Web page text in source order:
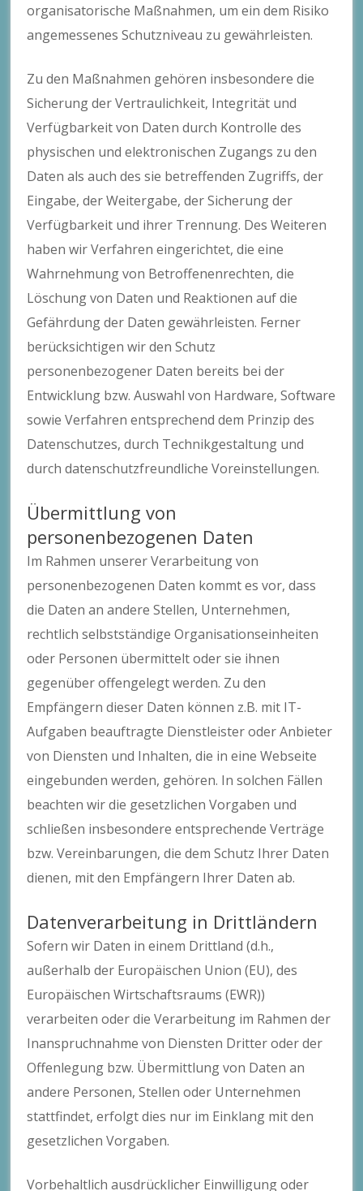
organisatorische Maßnahmen, um ein dem Risiko
angemessenes Schutzniveau zu gewährleisten.
Zu den Maßnahmen gehören insbesondere die
Sicherung der Vertraulichkeit, Integrität und
Verfügbarkeit von Daten durch Kontrolle des
physischen und elektronischen Zugangs zu den
Daten als auch des sie betreffenden Zugriffs, der
Eingabe, der Weitergabe, der Sicherung der
Verfügbarkeit und ihrer Trennung. Des Weiteren
haben wir Verfahren eingerichtet, die eine
Wahrnehmung von Betroffenenrechten, die
Löschung von Daten und Reaktionen auf die
Gefährdung der Daten gewährleisten. Ferner
berücksichtigen wir den Schutz
personenbezogener Daten bereits bei der
Entwicklung bzw. Auswahl von Hardware, Software
sowie Verfahren entsprechend dem Prinzip des
Datenschutzes, durch Technikgestaltung und
durch datenschutzfreundliche Voreinstellungen.
Übermittlung von
personenbezogenen Daten
Im Rahmen unserer Verarbeitung von
personenbezogenen Daten kommt es vor, dass
die Daten an andere Stellen, Unternehmen,
rechtlich selbstständige Organisationseinheiten
oder Personen übermittelt oder sie ihnen
gegenüber offengelegt werden. Zu den
Empfängern dieser Daten können z.B. mit IT-
Aufgaben beauftragte Dienstleister oder Anbieter
von Diensten und Inhalten, die in eine Webseite
eingebunden werden, gehören. In solchen Fällen
beachten wir die gesetzlichen Vorgaben und
schließen insbesondere entsprechende Verträge
bzw. Vereinbarungen, die dem Schutz Ihrer Daten
dienen, mit den Empfängern Ihrer Daten ab.
Datenverarbeitung in Drittländern
Sofern wir Daten in einem Drittland (d.h.,
außerhalb der Europäischen Union (EU), des
Europäischen Wirtschaftsraums (EWR))
verarbeiten oder die Verarbeitung im Rahmen der
Inanspruchnahme von Diensten Dritter oder der
Offenlegung bzw. Übermittlung von Daten an
andere Personen, Stellen oder Unternehmen
stattfindet, erfolgt dies nur im Einklang mit den
gesetzlichen Vorgaben.
Vorbehaltlich ausdrücklicher Einwilligung oder